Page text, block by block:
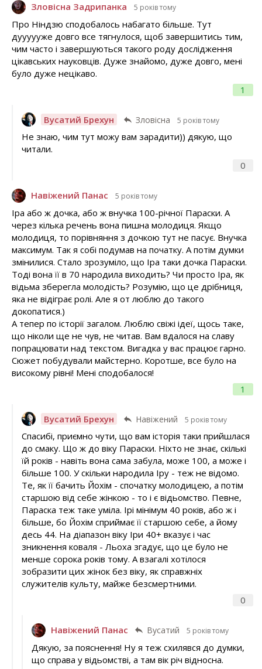
Зловісна Задрипанка 5 років тому
1
Про Ніндзю сподобалось набагато більше. Тут
дуууууже довго все тягнулося, щоб завершитись тим,
чим часто і завершуються такого роду дослідження
цікавських науковців. Дуже знайомо, дуже довго, мені
було дуже нецікаво.
Вусатий Брехун Зловісна 5 років тому
0
Не знаю, чим тут можу вам зарадити)) дякую, що
читали.
Навіжений Панас 5 років тому
1
Іра або ж дочка, або ж внучка 100-річної Параски. А
через кілька речень вона пишна молодиця. Якщо
молодиця, то порівняння з дочкою тут не пасує. Внучка
максимум. Так я собі подумав на початку. А потім думки
змінилися. Стало зрозуміло, що Іра таки дочка Параски.
Тоді вона її в 70 народила виходить? Чи просто Іра, як
відьма зберегла молодість? Розумію, що це дрібниця,
яка не відіграє ролі. Але я от люблю до такого
докопатися.)
А тепер по історії загалом. Люблю свіжі ідеї, щось таке,
що ніколи ще не чув, не читав. Вам вдалося на славу
попрацювати над текстом. Вигадка у вас працює гарно.
Сюжет побудували майстерно. Коротше, все було на
високому рівні! Мені сподобалося!
Вусатий Брехун Навіжений 5 років тому
0
Спасибі, приємно чути, що вам історія таки прийшлася
до смаку. Що ж до віку Параски. Ніхто не знає, скількі
їй років - навіть вона сама забула, може 100, а може і
більше 100. У скільки народила Іру - теж не відомо.
Те, як її бачить Йохім - спочатку молодицею, а потім
старшою від себе жінкою - то і є відьомство. Певне,
Параска теж таке уміла. Ірі мінімум 40 років, або ж і
більше, бо Йохім сприймає її старшою себе, а йому
десь 44. На діапазон віку Іри 40+ вказує і час
зникнення коваля - Льоха згадує, що це було не
менше сорока років тому. А взагалі хотілося
зобразити цих жінок без віку, як справжніх
служителів культу, майже безсмертними.
Навіжений Панас Вусатий 5 років тому
Дякую, за пояснення! Ну я теж схилявся до думки,
що справа у відьомстві, а там вік річ відносна.